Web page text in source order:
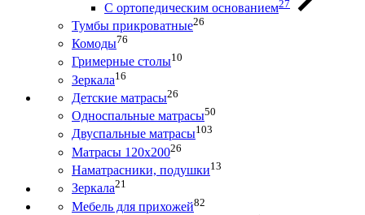
С ортопедическим основанием27
Тумбы прикроватные26
Комоды76
Гримерные столы10
Зеркала16
Детские матрасы26
Односпальные матрасы50
Двуспальные матрасы103
Матрасы 120х20026
Наматрасники, подушки13
Зеркала21
Мебель для прихожей82